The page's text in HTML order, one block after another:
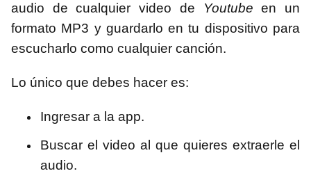
audio de cualquier video de
Youtube en un
formato MP3 y guardarlo en tu dispositivo para
escucharlo como cualquier canción.
Lo único que debes hacer es:
Ingresar a la app.
Buscar el video al que quieres extraerle el
audio.